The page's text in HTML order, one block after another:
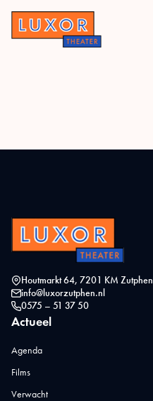
Houtmarkt 64, 7201 KM Zutphen
info@luxorzutphen.nl
0575 – 51 37 50
Actueel
Agenda
Films
Verwacht